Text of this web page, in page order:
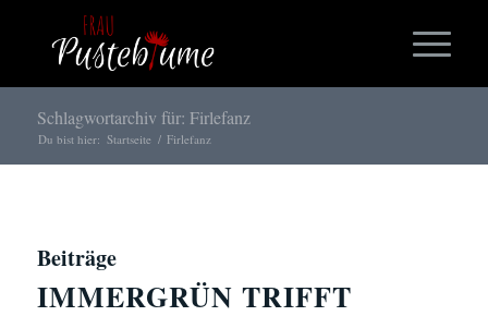
Schlagwortarchiv für: Firlefanz
Du bist hier: Startseite / Firlefanz
Beiträge
IMMERGRÜN TRIFFT